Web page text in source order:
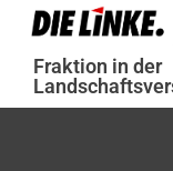
Fraktion in der